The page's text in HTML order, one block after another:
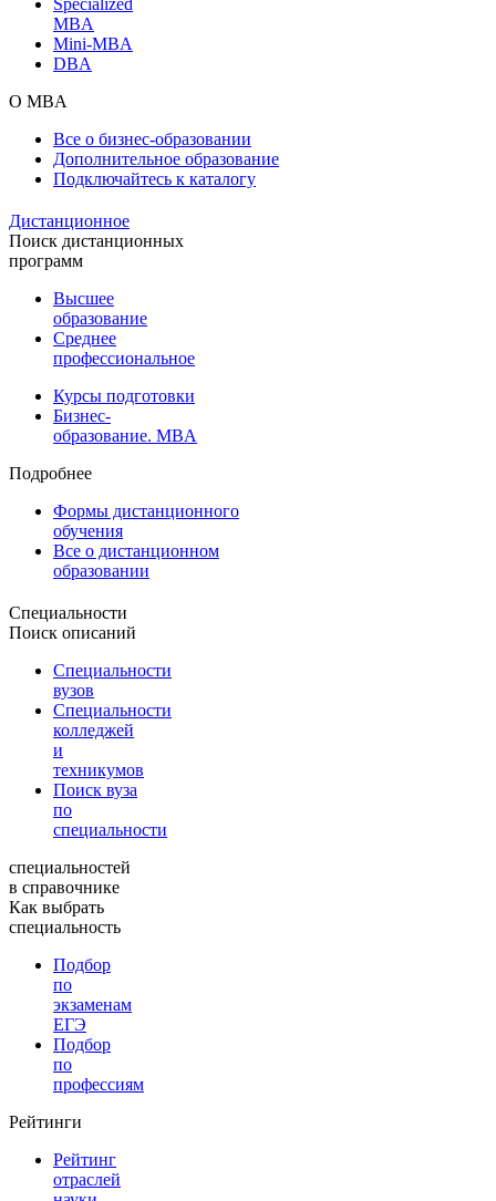
MBA
Mini-MBA
DBA
О MBA
Все о бизнес-образовании
Дополнительное образование
Подключайтесь к каталогу
Дистанционное
Поиск дистанционных
программ
Высшее
образование
Среднее
профессиональное
Курсы подготовки
Бизнес-
образование. MBA
Подробнее
Формы дистанционного
обучения
Все о дистанционном
образовании
Специальности
Поиск описаний
Специальности
вузов
Специальности
колледжей
и
техникумов
Поиск вуза
по
специальности
специальностей
в справочнике
Как выбрать
специальность
Подбор
по
экзаменам
ЕГЭ
Подбор
по
профессиям
Рейтинги
Рейтинг
отраслей